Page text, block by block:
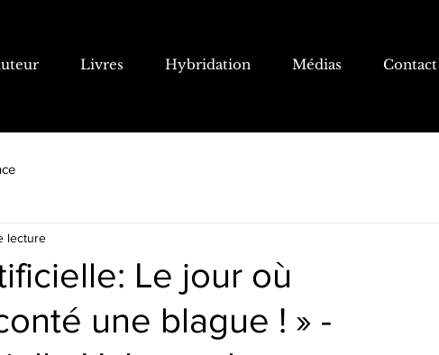
Livres Hybridation Médias Contact
Le jour où
une blague ! » -
lecture